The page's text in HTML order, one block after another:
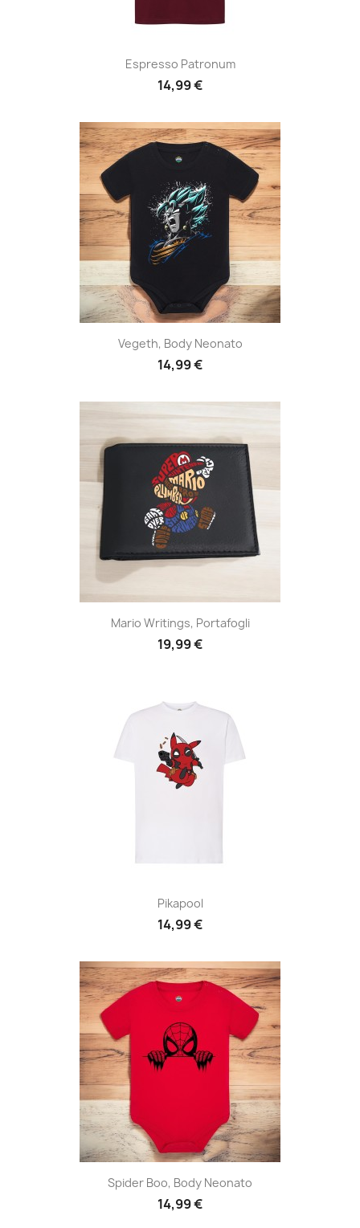
Espresso Patronum
14,99 €
Vegeth, Body Neonato
14,99 €
Mario Writings, Portafogli
19,99 €
Pikapool
14,99 €
Spider Boo, Body Neonato
14,99 €